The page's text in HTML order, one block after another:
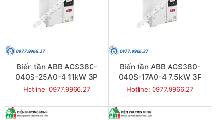
Biến tần ABB ACS380-
040S-25A0-4 11kW 3P
Hotline: 0977.9966.27
Biến tần ABB ACS380-
040S-17A0-4 7.5kW 3P
Hotline: 0977.9966.27